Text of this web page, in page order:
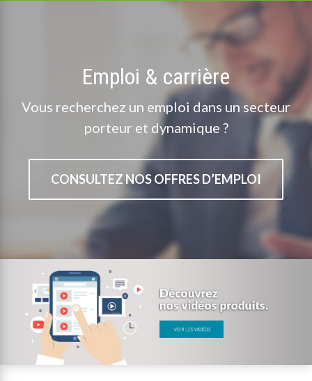
Emploi & carrière
Vous recherchez un emploi dans un secteur
porteur et dynamique ?
CONSULTEZ NOS OFFRES D’EMPLOI